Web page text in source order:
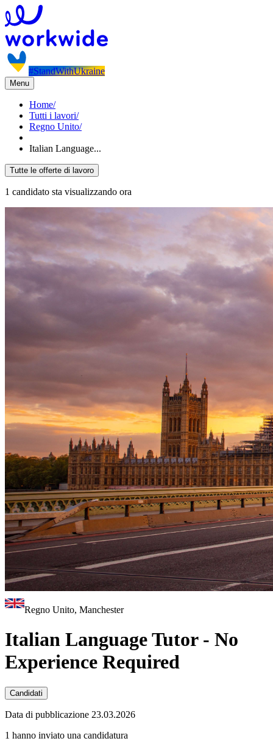
#StandWithUkraine
Menu
Home/
Tutti i lavori/
Regno Unito/
Italian Language...
Tutte le offerte di lavoro
1 candidato sta visualizzando ora
Regno Unito, Manchester
Italian Language Tutor - No
Experience Required
Candidati
Data di pubblicazione 23.03.2026
1 hanno inviato una candidatura